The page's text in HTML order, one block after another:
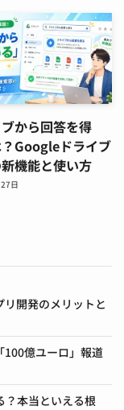
ブから回答を得
Googleドライブ
機能と使い方
日
開発のメリットと
億ユーロ」報道
？本当といえる根